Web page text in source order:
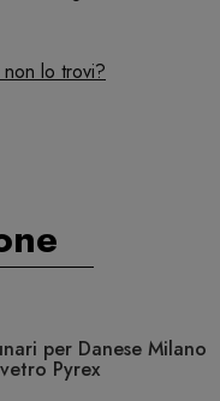
non lo trovi?
per Danese Milano
Pyrex